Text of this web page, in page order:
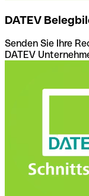
DATEV
Senden Sie Ihre
DATEV